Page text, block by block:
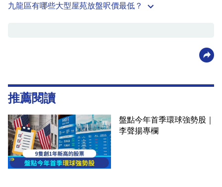
九龍區有哪些大型屋苑放盤呎價最低？
推薦閱讀
盤點今年首季環球強勢股｜
李聲揚專欄